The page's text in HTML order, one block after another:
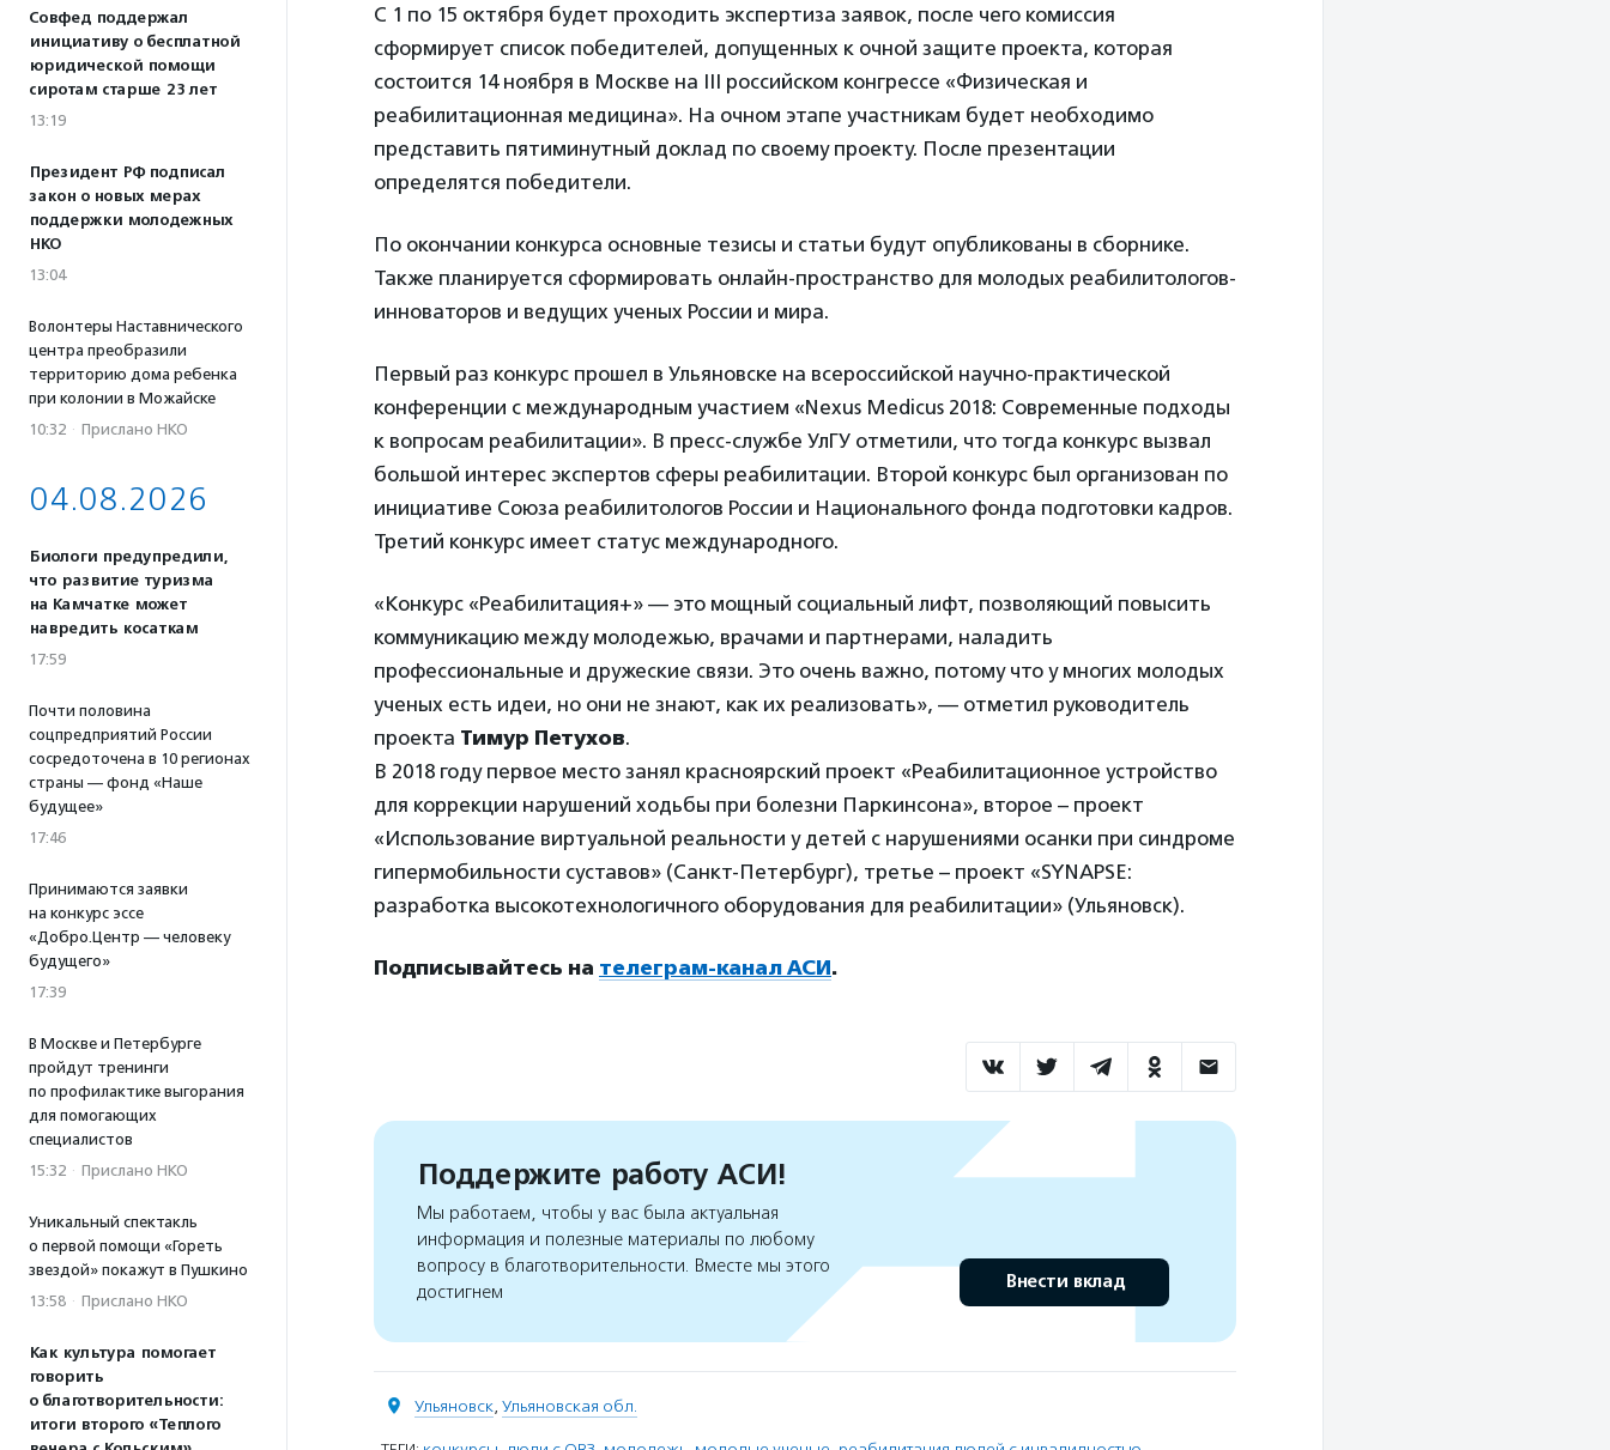
Совфед поддержал
инициативу о бесплатной
юридической помощи
сиротам старше 23 лет
13:19
Президент РФ подписал
закон о новых мерах
поддержки молодежных
НКО
13:04
Волонтеры Наставнического
центра преобразили
территорию дома ребенка
при колонии в Можайске
10:32 · Прислано НКО
04.08.2026
Биологи предупредили,
что развитие туризма
на Камчатке может
навредить косаткам
17:59
Почти половина
соцпредприятий России
сосредоточена в 10 регионах
страны — фонд «Наше
будущее»
17:46
Принимаются заявки
на конкурс эссе
«Добро.Центр — человеку
будущего»
17:39
В Москве и Петербурге
пройдут тренинги
по профилактике выгорания
для помогающих
специалистов
15:32 · Прислано НКО
Уникальный спектакль
о первой помощи «Гореть
звездой» покажут в Пушкино
13:58 · Прислано НКО
Как культура помогает
говорить
о благотворительности:
итоги второго «Теплого
С 1 по 15 октября будет проходить экспертиза заявок, после чего комиссия
сформирует список победителей, допущенных к очной защите проекта, которая
состоится 14 ноября в Москве на III российском конгрессе «Физическая и
реабилитационная медицина». На очном этапе участникам будет необходимо
представить пятиминутный доклад по своему проекту. После презентации
определятся победители.
По окончании конкурса основные тезисы и статьи будут опубликованы в сборнике.
Также планируется сформировать онлайн-пространство для молодых реабилитологов-
инноваторов и ведущих ученых России и мира.
Первый раз конкурс прошел в Ульяновске на всероссийской научно-практической
конференции с международным участием «Nexus Medicus 2018: Современные подходы
к вопросам реабилитации». В пресс-службе УлГУ отметили, что тогда конкурс вызвал
большой интерес экспертов сферы реабилитации. Второй конкурс был организован по
инициативе Союза реабилитологов России и Национального фонда подготовки кадров.
Третий конкурс имеет статус международного.
«Конкурс «Реабилитация+» — это мощный социальный лифт, позволяющий повысить
коммуникацию между молодежью, врачами и партнерами, наладить
профессиональные и дружеские связи. Это очень важно, потому что у многих молодых
ученых есть идеи, но они не знают, как их реализовать», — отметил руководитель
проекта Тимур Петухов.
В 2018 году первое место занял красноярский проект «Реабилитационное устройство
для коррекции нарушений ходьбы при болезни Паркинсона», второе – проект
«Использование виртуальной реальности у детей с нарушениями осанки при синдроме
гипермобильности суставов» (Санкт-Петербург), третье – проект «SYNAPSE:
разработка высокотехнологичного оборудования для реабилитации» (Ульяновск).
Подписывайтесь на телеграм-канал АСИ.
Поддержите работу АСИ!
Мы работаем, чтобы у вас была актуальная
информация и полезные материалы по любому
вопросу в благотворительности. Вместе мы этого
достигнем
Внести вклад
Ульяновск, Ульяновская обл.